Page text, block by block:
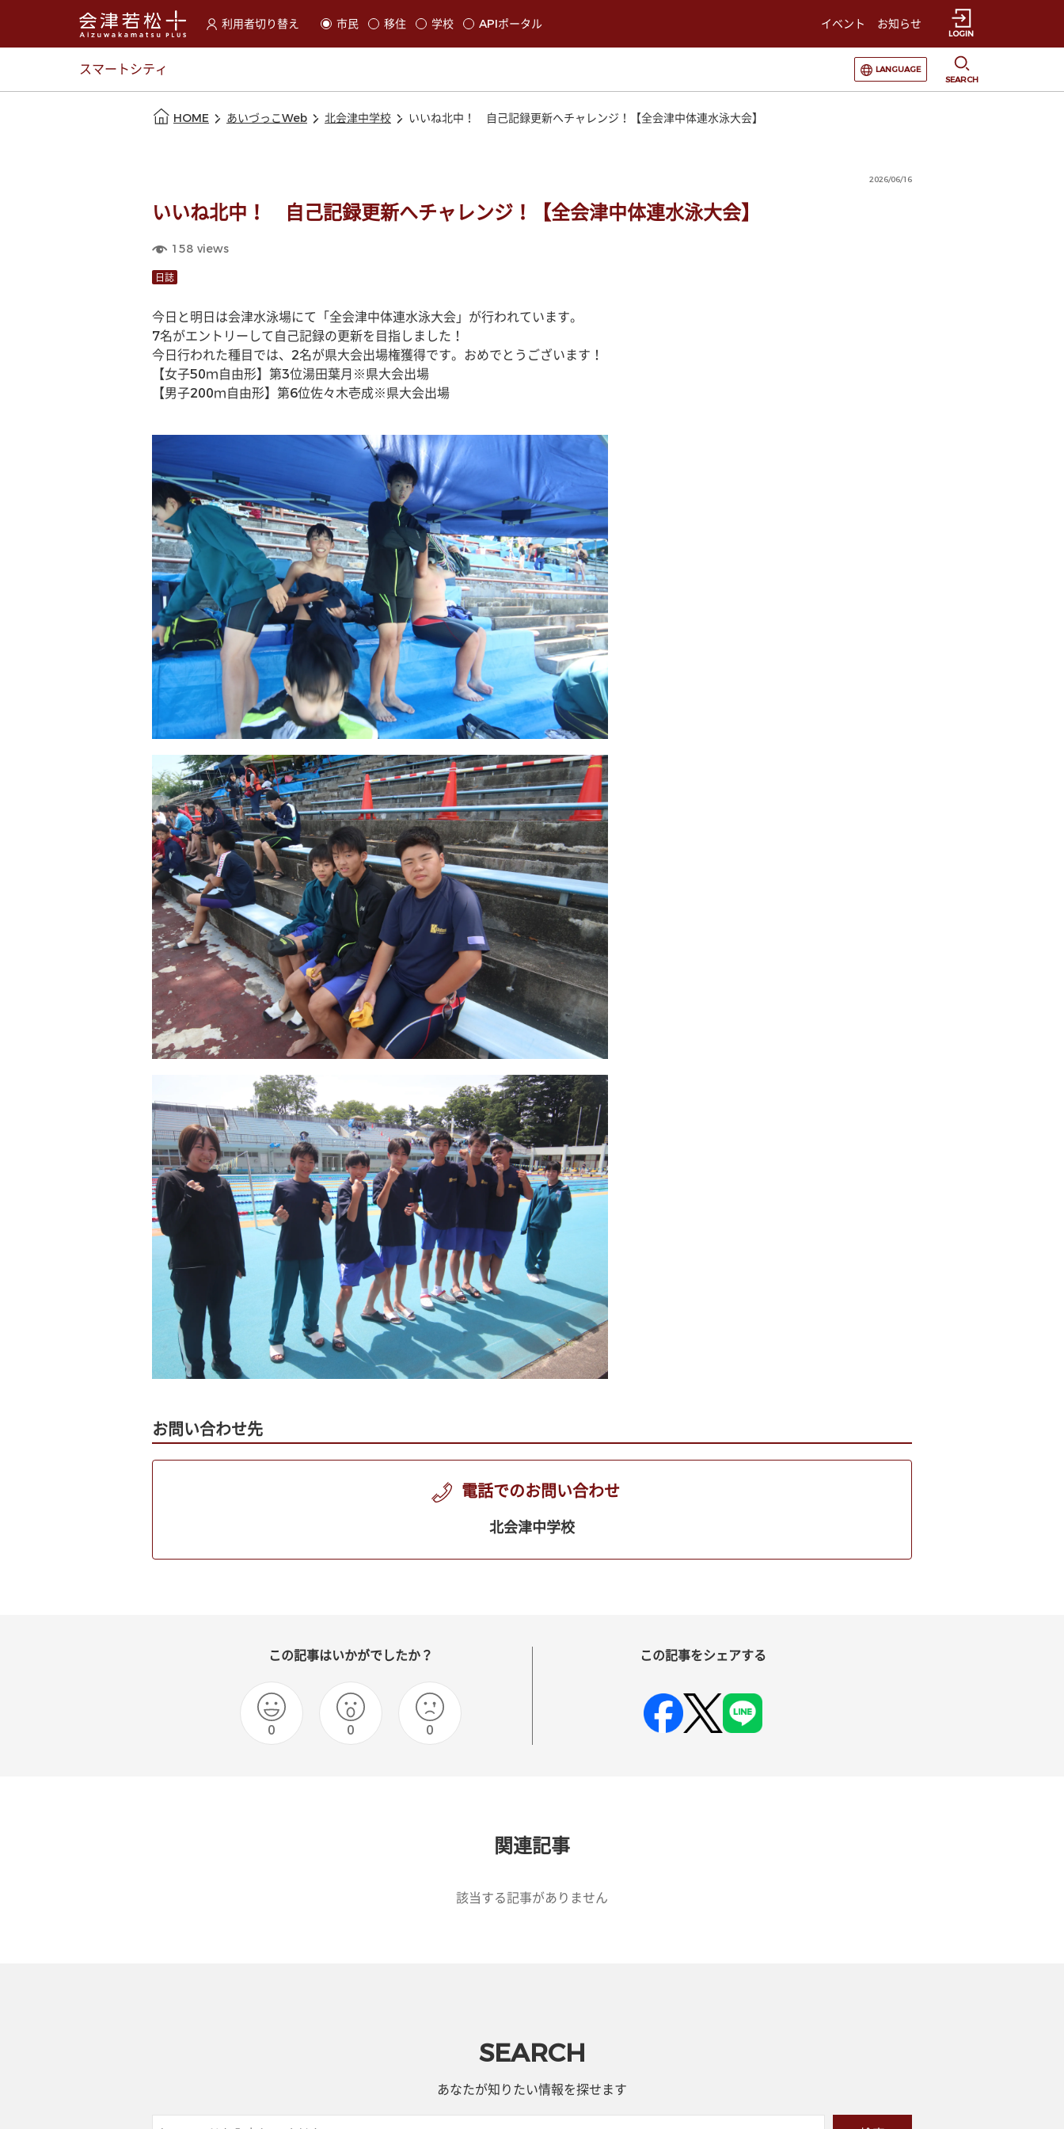
利用者切り替え
選択すると利用者の切替が発生します
市民 移住 学校 APIポータル イベント お知らせ
LOGIN
スマートシティ
選択すると言語の切替が発生します
LANGUAGE
SEARCH
HOME あいづっこWeb 北会津中学校 いいね北中！ 自己記録更新へチャレンジ！【全会津中体連水泳大会】
2026/06/16
いいね北中！ 自己記録更新へチャレンジ！【全会津中体連水泳大会】
158 views
日誌
今日と明日は会津水泳場にて「全会津中体連水泳大会」が行われています。
7名がエントリーして自己記録の更新を目指しました！
今日行われた種目では、2名が県大会出場権獲得です。おめでとうございます！
【女子50ｍ自由形】第3位湯田葉月※県大会出場
【男子200ｍ自由形】第6位佐々木壱成※県大会出場
お問い合わせ先
電話でのお問い合わせ
北会津中学校
この記事はいかがでしたか？
0 0 0
この記事をシェアする
関連記事
該当する記事がありません
SEARCH
あなたが知りたい情報を探せます